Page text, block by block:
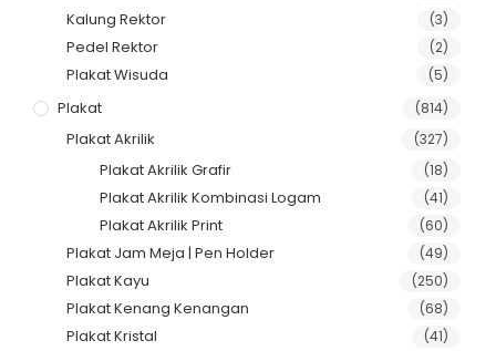
Kalung Rektor (3)
Pedel Rektor (2)
Plakat Wisuda (5)
Plakat (814)
Plakat Akrilik (327)
Plakat Akrilik Grafir (18)
Plakat Akrilik Kombinasi Logam (41)
Plakat Akrilik Print (60)
Plakat Jam Meja | Pen Holder (49)
Plakat Kayu (250)
Plakat Kenang Kenangan (68)
Plakat Kristal (41)